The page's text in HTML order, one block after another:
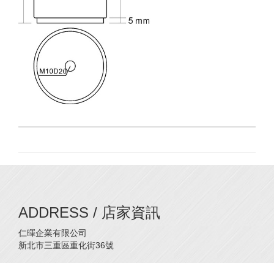
ADDRESS / 店家資訊
仁暉企業有限公司
新北市三重區重化街36號